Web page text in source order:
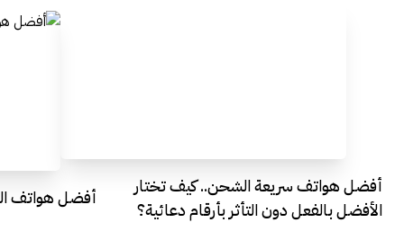
أفضل هواتف سريعة الشحن.. كيف تختار
الأفضل بالفعل دون التأثر بأرقام دعائية؟
أفضل هواتف